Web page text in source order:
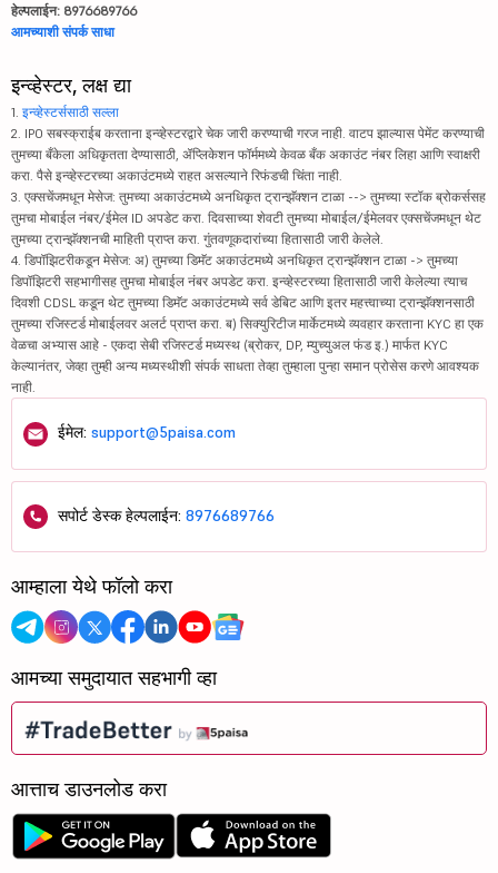
हेल्पलाईन: 8976689766
आमच्याशी संपर्क साधा
इन्व्हेस्टर, लक्ष द्या
1. इन्व्हेस्टर्ससाठी सल्ला
2. IPO सबस्क्राईब करताना इन्व्हेस्टरद्वारे चेक जारी करण्याची गरज नाही. वाटप झाल्यास पेमेंट करण्याची
तुमच्या बँकेला अधिकृतता देण्यासाठी, ॲप्लिकेशन फॉर्ममध्ये केवळ बँक अकाउंट नंबर लिहा आणि स्वाक्षरी
करा. पैसे इन्व्हेस्टरच्या अकाउंटमध्ये राहत असल्याने रिफंडची चिंता नाही.
3. एक्सचेंजमधून मेसेज: तुमच्या अकाउंटमध्ये अनधिकृत ट्रान्झॅक्शन टाळा --> तुमच्या स्टॉक ब्रोकर्ससह
तुमचा मोबाईल नंबर/ईमेल ID अपडेट करा. दिवसाच्या शेवटी तुमच्या मोबाईल/ईमेलवर एक्सचेंजमधून थेट
तुमच्या ट्रान्झॅक्शनची माहिती प्राप्त करा. गुंतवणूकदारांच्या हितासाठी जारी केलेले.
4. डिपॉझिटरीकडून मेसेज: अ) तुमच्या डिमॅट अकाउंटमध्ये अनधिकृत ट्रान्झॅक्शन टाळा -> तुमच्या
डिपॉझिटरी सहभागीसह तुमचा मोबाईल नंबर अपडेट करा. इन्व्हेस्टरच्या हितासाठी जारी केलेल्या त्याच
दिवशी CDSL कडून थेट तुमच्या डिमॅट अकाउंटमध्ये सर्व डेबिट आणि इतर महत्त्वाच्या ट्रान्झॅक्शनसाठी
तुमच्या रजिस्टर्ड मोबाईलवर अलर्ट प्राप्त करा. ब) सिक्युरिटीज मार्केटमध्ये व्यवहार करताना KYC हा एक
वेळचा अभ्यास आहे - एकदा सेबी रजिस्टर्ड मध्यस्थ (ब्रोकर, DP, म्युच्युअल फंड इ.) मार्फत KYC
केल्यानंतर, जेव्हा तुम्ही अन्य मध्यस्थीशी संपर्क साधता तेव्हा तुम्हाला पुन्हा समान प्रोसेस करणे आवश्यक
नाही.
ईमेल: support@5paisa.com
सपोर्ट डेस्क हेल्पलाईन: 8976689766
आम्हाला येथे फॉलो करा
आमच्या समुदायात सहभागी व्हा
आत्ताच डाउनलोड करा